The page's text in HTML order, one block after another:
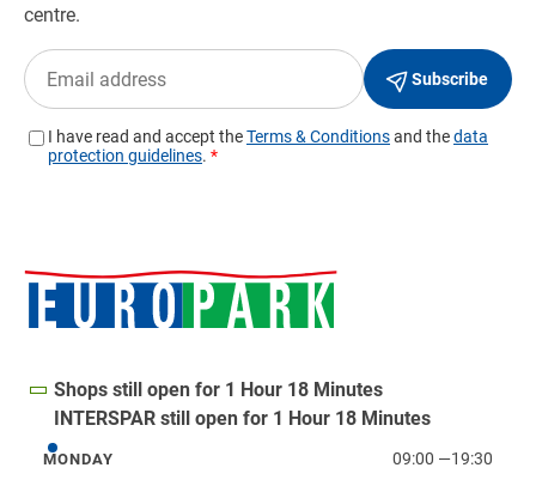
Shops still open for 1 Hour 18 Minutes
INTERSPAR still open for 1 Hour 18 Minutes
Monday
MONDAY 09:00 —19:30